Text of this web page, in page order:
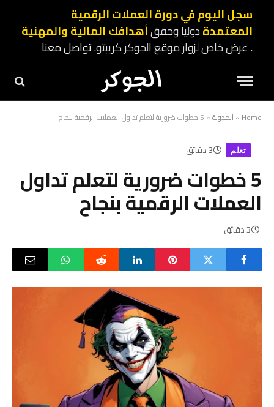
سجل اليوم في دورة العملات الرقمية
المعتمدةدوليا وحققأهدافك المالية والمهنية
. عرض خاص لزوار موقع الجوكر كريبتو.تواصل معنا
Home
» المدونة» 5 خطوات ضرورية لتعلم تداول العملات الرقمية بنجاح
تعلم 3 دقائق
5 خطوات ضرورية لتعلم تداول
العملات الرقمية بنجاح
3 دقائق